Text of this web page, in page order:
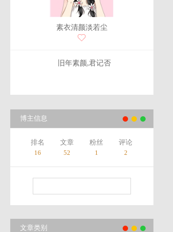
素衣清颜淡若尘
旧年素颜,君记否
博主信息
排名
16
文章
52
粉丝
1
评论
2
文章类别